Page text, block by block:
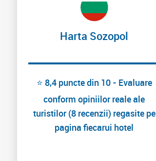
Harta Sozopol
⭐ 8,4 puncte din 10 - Evaluare
conform opiniilor reale ale
turistilor (8 recenzii) regasite pe
pagina fiecarui hotel